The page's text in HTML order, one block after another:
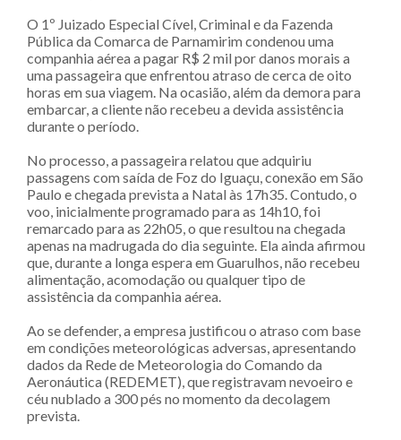
O 1º Juizado Especial Cível, Criminal e da Fazenda
Pública da Comarca de Parnamirim condenou uma
companhia aérea a pagar R$ 2 mil por danos morais a
uma passageira que enfrentou atraso de cerca de oito
horas em sua viagem. Na ocasião, além da demora para
embarcar, a cliente não recebeu a devida assistência
durante o período.
No processo, a passageira relatou que adquiriu
passagens com saída de Foz do Iguaçu, conexão em São
Paulo e chegada prevista a Natal às 17h35. Contudo, o
voo, inicialmente programado para as 14h10, foi
remarcado para as 22h05, o que resultou na chegada
apenas na madrugada do dia seguinte. Ela ainda afirmou
que, durante a longa espera em Guarulhos, não recebeu
alimentação, acomodação ou qualquer tipo de
assistência da companhia aérea.
Ao se defender, a empresa justificou o atraso com base
em condições meteorológicas adversas, apresentando
dados da Rede de Meteorologia do Comando da
Aeronáutica (REDEMET), que registravam nevoeiro e
céu nublado a 300 pés no momento da decolagem
prevista.